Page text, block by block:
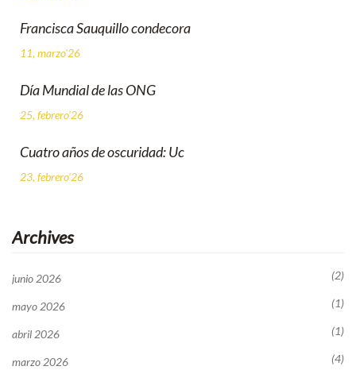
Francisca Sauquillo condecora
11, marzo'26
Día Mundial de las ONG
25, febrero'26
Cuatro años de oscuridad: Uc
23, febrero'26
Archives
junio 2026 (2)
mayo 2026 (1)
abril 2026 (1)
marzo 2026 (4)